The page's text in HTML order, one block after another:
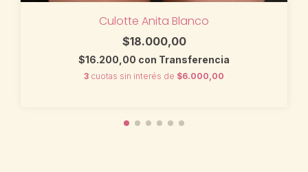
Culotte Anita Blanco
$18.000,00
$16.200,00 con Transferencia
3 cuotas sin interés de $6.000,00